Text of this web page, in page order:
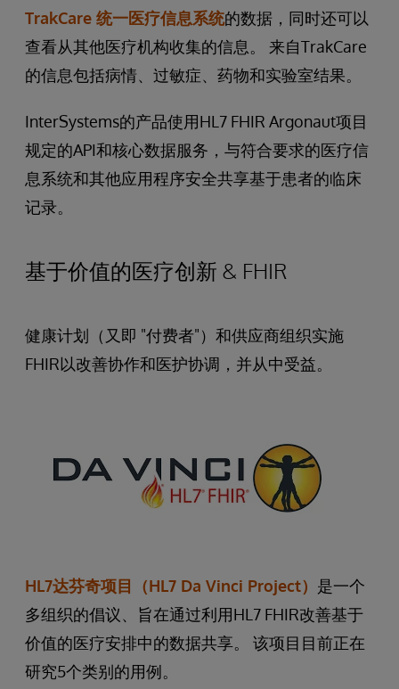
TrakCare 统一医疗信息系统的数据，同时还可以
查看从其他医疗机构收集的信息。 来自TrakCare
的信息包括病情、过敏症、药物和实验室结果。
InterSystems的产品使用HL7 FHIR Argonaut项目
规定的API和核心数据服务，与符合要求的医疗信
息系统和其他应用程序安全共享基于患者的临床
记录。
基于价值的医疗创新 & FHIR
健康计划（又即 "付费者"）和供应商组织实施
FHIR以改善协作和医护协调，并从中受益。
HL7达芬奇项目（HL7 Da Vinci Project） 是一个
多组织的倡议、旨在通过利用HL7 FHIR改善基于
价值的医疗安排中的数据共享。 该项目目前正在
研究5个类别的用例。